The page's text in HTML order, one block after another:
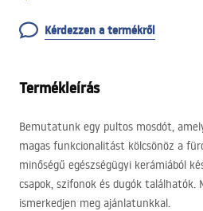
Kérdezzen a termékről
Termékleírás
Bemutatunk egy pultos mosdót,
magas funkcionalitást kölcsönöz a
minőségű egészségügyi kerámiából
csapok, szifonok és dugók találhatók.
ismerkedjen meg ajánlatunkkal.